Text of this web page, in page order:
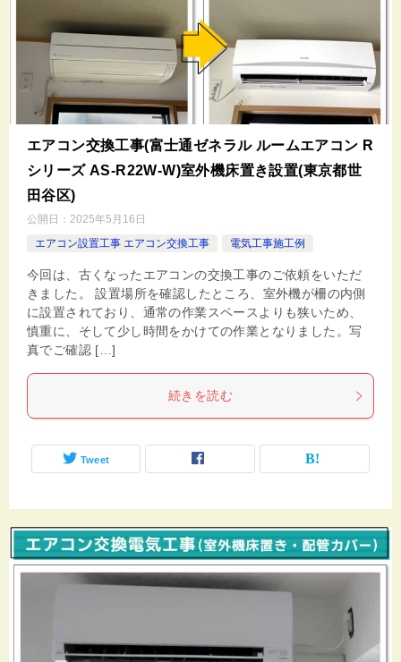
エアコン交換工事(富士通ゼネラル ルームエアコン R
シリーズ AS-R22W-W)室外機床置き設置(東京都世
田谷区)
公開日： 2025年5月16日
エアコン設置工事 エアコン交換工事
電気工事施工例
今回は、古くなったエアコンの交換工事のご依頼をいただ
きました。 設置場所を確認したところ、室外機が柵の内側
に設置されており、通常の作業スペースよりも狭いため、
慎重に、そして少し時間をかけての作業となりました。写
真でご確認 […]
続きを読む
Tweet